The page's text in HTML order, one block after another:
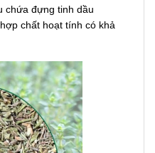
chứa đựng tinh dầu
chất hoạt tính có khả